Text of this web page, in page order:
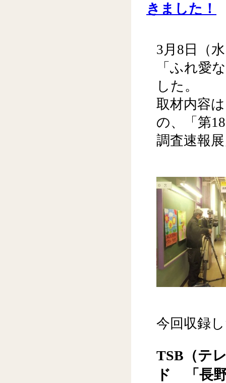
きました！
3月8日（
「ふれ愛
した。
取材内容
の、「第
調査速報
今回収録
TSB（テ
ド 「長